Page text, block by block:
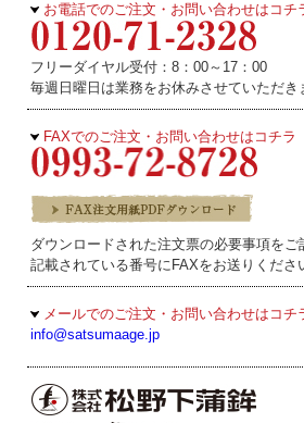
お電話でのご注文・お問い合わせはコチ
フリーダイヤル受付：8：00～17：00
毎週日曜日は業務をお休みさせていただき
FAXでのご注文・お問い合わせはコチラ
ダウンロードされた注文票の必要事項をご
記載されている番号にFAXをお送りくださ
メールでのご注文・お問い合わせはコチ
info@satsumaage.jp